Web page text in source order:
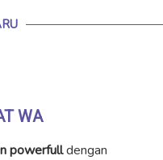
WA
powerfulldengan